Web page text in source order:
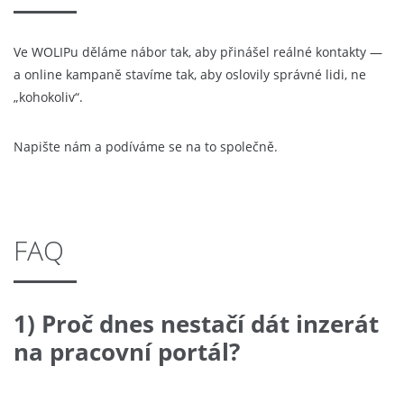
Ve WOLIPu děláme nábor tak, aby přinášel reálné kontakty —
a online kampaně stavíme tak, aby oslovily správné lidi, ne
„kohokoliv“.
Napište nám a podíváme se na to společně.
FAQ
1) Proč dnes nestačí dát inzerát
na pracovní portál?